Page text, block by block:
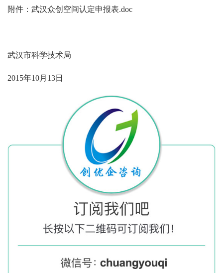
附件： 武汉众创空间认定申报表.doc
武汉市科学技术局
2015年10月13日